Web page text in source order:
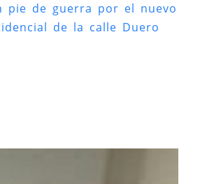
pie de guerra por el nuevo
de la calle Duero